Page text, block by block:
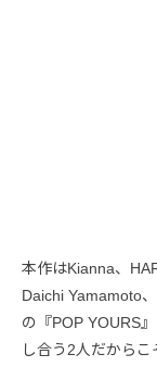
本作はKianna、
Daichi Yamamoto
の『POP YOURS
し合う2人だから